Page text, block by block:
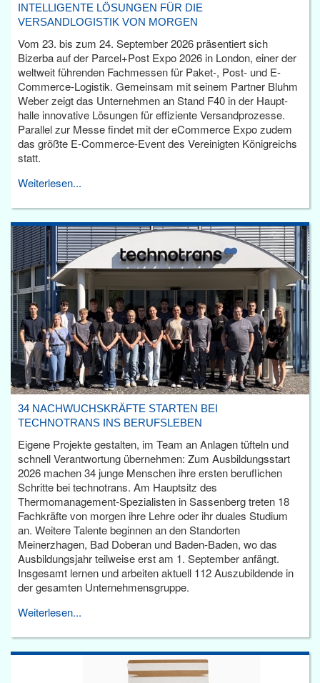
INTELLIGENTE LÖSUNGEN FÜR DIE
VERSANDLOGISTIK VON MORGEN
Vom 23. bis zum 24. September 2026 präsentiert sich
Bizerba auf der Parcel+Post Expo 2026 in London, einer der
weltweit führenden Fachmessen für Paket-, Post- und E-
Commerce-Logistik. Gemeinsam mit seinem Partner Bluhm
Weber zeigt das Unternehmen an Stand F40 in der Haupt­
halle innovative Lösungen für effiziente Versandprozesse.
Parallel zur Messe findet mit der eCommerce Expo zudem
das größte E-Commerce-Event des Vereinigten Königreichs
statt.
Weiterlesen...
34 NACHWUCHSKRÄFTE STARTEN BEI
TECHNOTRANS INS BERUFSLEBEN
Eigene Projekte gestalten, im Team an Anlagen tüfteln und
schnell Verantwortung übernehmen: Zum Ausbildungsstart
2026 machen 34 junge Menschen ihre ersten beruflichen
Schritte bei technotrans. Am Hauptsitz des
Thermomanagement-Spezialisten in Sassenberg treten 18
Fachkräfte von morgen ihre Lehre oder ihr duales Studium
an. Weitere Talente beginnen an den Standorten
Meinerzhagen, Bad Doberan und Baden-Baden, wo das
Ausbildungsjahr teilweise erst am 1. September anfängt.
Insgesamt lernen und arbeiten aktuell 112 Auszubildende in
der gesamten Unternehmensgruppe.
Weiterlesen...